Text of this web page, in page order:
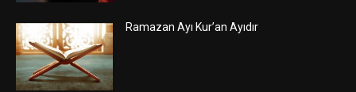
Ramazan Ayı Kur’an Ayıdır